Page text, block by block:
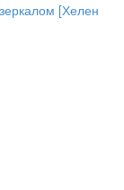
[Хелен